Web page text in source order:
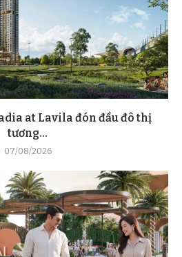
at Lavila đón đầu đô thị
tương...
07/08/2026